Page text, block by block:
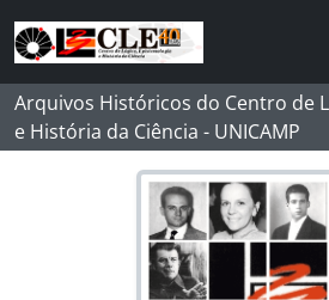
Skip to main content
Arquivos Históricos do Centro de
e História da Ciência - UNICAMP